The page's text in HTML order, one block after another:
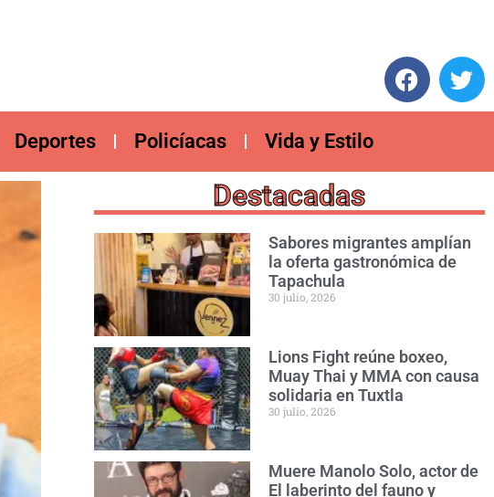
Deportes Policíacas Vida y Estilo
Destacadas
Sabores migrantes amplían
la oferta gastronómica de
Tapachula
30 julio, 2026
Lions Fight reúne boxeo,
Muay Thai y MMA con causa
solidaria en Tuxtla
30 julio, 2026
Muere Manolo Solo, actor de
El laberinto del fauno y